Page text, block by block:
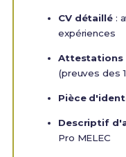
CV détaillé:
expériences
Attestations
(preuves des
Pièce
Descriptif
Pro MELEC